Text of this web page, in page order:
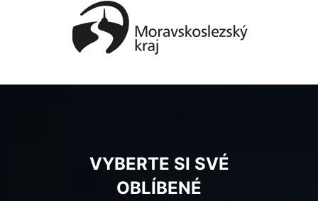
VYBERTE SI SVÉ
OBLÍBENÉ